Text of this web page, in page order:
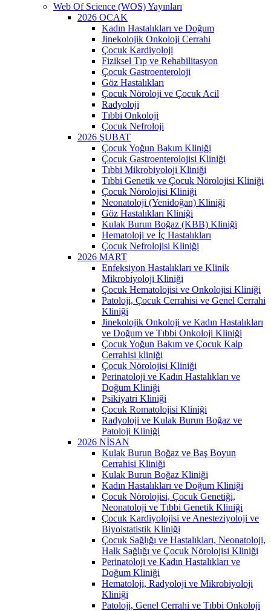
Web Of Science (WOS) Yayınları
2026 OCAK
Kadın Hastalıkları ve Doğum
Jinekolojik Onkoloji Cerrahi
Çocuk Kardiyoloji
Fiziksel Tıp ve Rehabilitasyon
Çocuk Gastroenteroloji
Göz Hastalıkları
Çocuk Nöroloji ve Çocuk Acil
Radyoloji
Tıbbi Onkoloji
Çocuk Nefroloji
2026 ŞUBAT
Çocuk Yoğun Bakım Kliniği
Çocuk Gastroenterolojisi Kliniği
Tıbbi Mikrobiyoloji Kliniği
Tıbbi Genetik ve Çocuk Nörolojisi Kliniği
Çocuk Nörolojisi Kliniği
Neonatoloji (Yenidoğan) Kliniği
Göz Hastalıkları Kliniği
Kulak Burun Boğaz (KBB) Kliniği
Hematoloji ve İç Hastalıkları
Çocuk Nefrolojisi Kliniği
2026 MART
Enfeksiyon Hastalıkları ve Klinik
Mikrobiyoloji Kliniği
Çocuk Hematolojisi ve Onkolojisi Kliniği
Patoloji, Çocuk Cerrahisi ve Genel Cerrahi
Kliniği
Jinekolojik Onkoloji ve Kadın Hastalıkları
ve Doğum ve Tıbbi Onkoloji Kliniği
Çocuk Yoğun Bakım ve Çocuk Kalp
Cerrahisi kliniği
Çocuk Nörolojisi Kliniği
Perinatoloji ve Kadın Hastalıkları ve
Doğum Kliniği
Psikiyatri Kliniği
Çocuk Romatolojisi Kliniği
Radyoloji ve Kulak Burun Boğaz ve
Patoloji Kliniği
2026 NİSAN
Kulak Burun Boğaz ve Baş Boyun
Cerrahisi Kliniği
Kulak Burun Boğaz Kliniği
Kadın Hastalıkları ve Doğum Kliniği
Çocuk Nörolojisi, Çocuk Genetiği,
Neonatoloji ve Tıbbi Genetik Kliniği
Çocuk Kardiyolojisi ve Anesteziyoloji ve
Biyoistatistik Kliniği
Çocuk Sağlığı ve Hastalıkları, Neonatoloji,
Halk Sağlığı ve Çocuk Nörolojisi Kliniği
Perinatoloji ve Kadın Hastalıkları ve
Doğum Kliniği
Hematoloji, Radyoloji ve Mikrobiyoloji
Kliniği
Patoloji, Genel Cerrahi ve Tıbbi Onkoloji